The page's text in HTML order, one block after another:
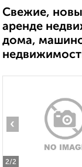
Свежие,
аренде
дома,
2/2
‹